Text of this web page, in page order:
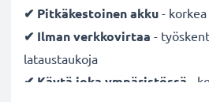
✔ Pitkäkestoinenakku -
✔ Ilman verkkovirtaa -
lataustaukoja
✔ Käytä joka ympäristössä
-